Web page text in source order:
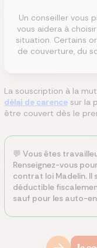
Un conseiller vous
vous aidera à
situation. Certains
de couverture, du
La souscription à la
délai de carence sur la
être couvert dès le
💬 Vous êtes
Renseignez-vous
contrat loi Madelin.
déductible
sauf pour les auto-